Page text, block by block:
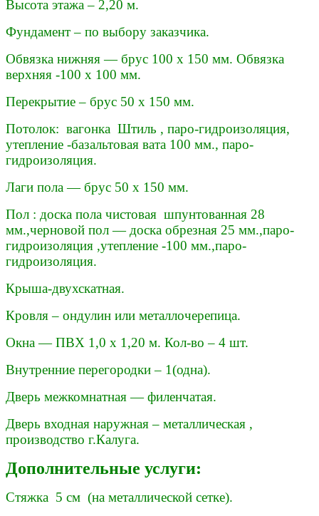
Высота этажа – 2,20 м.
Фундамент – по выбору заказчика.
Обвязка нижняя — брус 100 х 150 мм. Обвязка
верхняя -100 х 100 мм.
Перекрытие – брус 50 х 150 мм.
Потолок: вагонка Штиль , паро-гидроизоляция,
утепление -базальтовая вата 100 мм., паро-
гидроизоляция.
Лаги пола — брус 50 х 150 мм.
Пол : доска пола чистовая шпунтованная 28
мм.,черновой пол — доска обрезная 25 мм.,паро-
гидроизоляция ,утепление -100 мм.,паро-
гидроизоляция.
Крыша-двухскатная.
Кровля – ондулин или металлочерепица.
Окна — ПВХ 1,0 х 1,20 м. Кол-во – 4 шт.
Внутренние перегородки – 1(одна).
Дверь межкомнатная — филенчатая.
Дверь входная наружная – металлическая ,
производство г.Калуга.
Дополнительные услуги:
Стяжка 5 см (на металлической сетке).